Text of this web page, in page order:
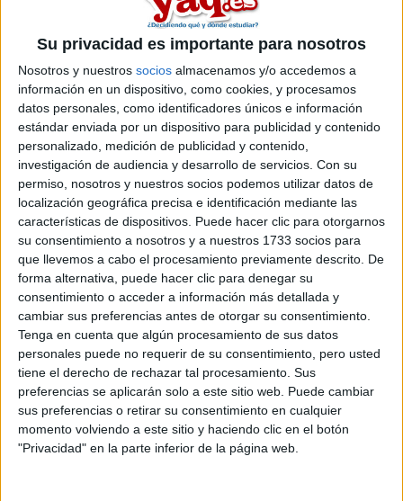
Su privacidad es importante para nosotros
Nosotros y nuestros socios almacenamos y/o accedemos a
información en un dispositivo, como cookies, y procesamos
datos personales, como identificadores únicos e información
estándar enviada por un dispositivo para publicidad y contenido
personalizado, medición de publicidad y contenido,
investigación de audiencia y desarrollo de servicios. Con su
permiso, nosotros y nuestros socios podemos utilizar datos de
localización geográfica precisa e identificación mediante las
características de dispositivos. Puede hacer clic para otorgarnos
su consentimiento a nosotros y a nuestros 1733 socios para
que llevemos a cabo el procesamiento previamente descrito. De
forma alternativa, puede hacer clic para denegar su
consentimiento o acceder a información más detallada y
cambiar sus preferencias antes de otorgar su consentimiento.
Tenga en cuenta que algún procesamiento de sus datos
personales puede no requerir de su consentimiento, pero usted
tiene el derecho de rechazar tal procesamiento. Sus
preferencias se aplicarán solo a este sitio web. Puede cambiar
sus preferencias o retirar su consentimiento en cualquier
momento volviendo a este sitio y haciendo clic en el botón
"Privacidad" en la parte inferior de la página web.
Máster Universitario en Ingeniería Informática
Máster Universitario en Transformación Digital de Empresas
Facultad de Bellas Artes
Titulación
Máster Universitario en Producción Artística Interdisciplinar Máster
Grado en Bellas Artes
Facultad de Ciencias
Titulación
Grado en Biología
Grado en Bioquímica
Grado en Ciencias Ambientales
Grado en Ingeniería Química
Grado en Matemáticas
Grado en Química
Doble Grado en Ingeniería de Tecnologías de Telecomunicación +
Doble Grado en Ingeniería Informática + Matemáticas